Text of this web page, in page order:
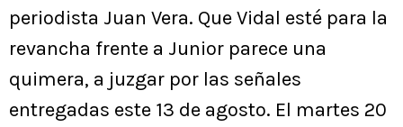
periodista Juan Vera. Que Vidal esté para la
revancha frente a Junior parece una
quimera, a juzgar por las señales
entregadas este 13 de agosto. El martes 20